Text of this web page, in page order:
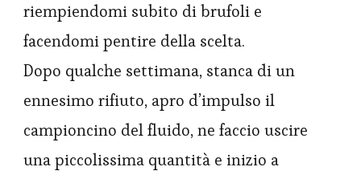
riempiendomi subito di brufoli e
facendomi pentire della scelta.
Dopo qualche settimana, stanca di un
ennesimo rifiuto, apro d’impulso il
campioncino del fluido, ne faccio uscire
una piccolissima quantità e inizio a